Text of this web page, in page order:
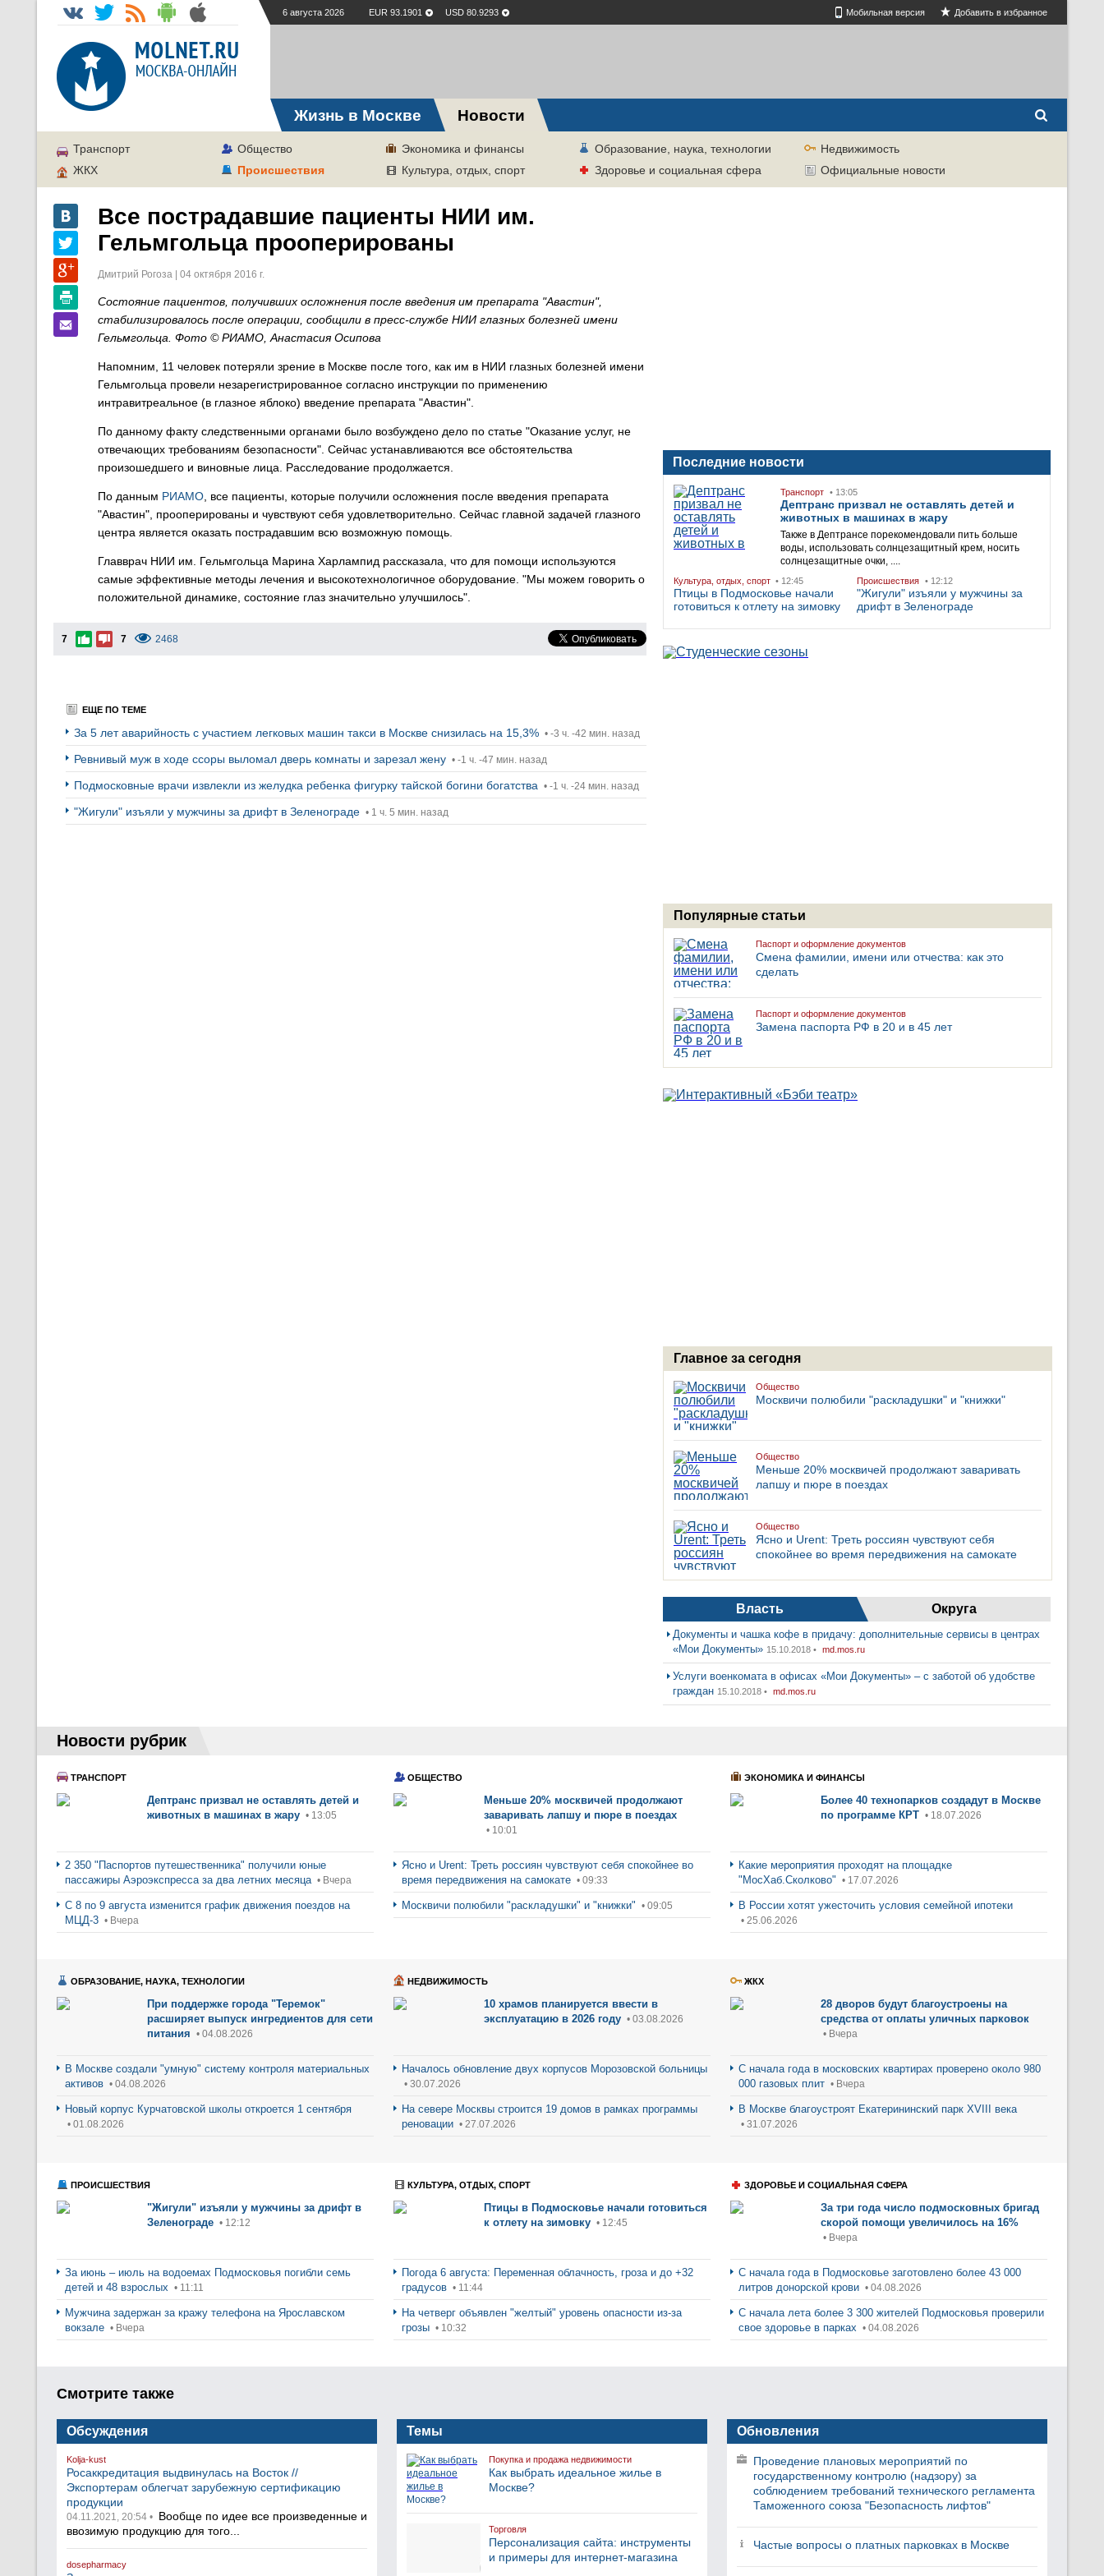
6 августа 2026 EUR 93.1901 USD 80.9293 Мобильная версия Добавить в избранное
Жизнь в Москве Новости
Транспорт Общество Экономика и финансы Образование, наука, технологии
Недвижимость
ЖКХ
Происшествия Культура, отдых, спорт Здоровье и социальная сфера Официальные новости
Все пострадавшие пациенты НИИ им.
Гельмгольца прооперированы
Дмитрий Рогоза | 04 октября 2016 г.
Состояние пациентов, получивших осложнения после введения им препарата "Авастин",
стабилизировалось после операции, сообщили в пресс-службе НИИ глазных болезней имени
Гельмгольца. Фото © РИАМО, Анастасия Осипова
Напомним, 11 человек потеряли зрение в Москве после того, как им в НИИ глазных болезней имени
Гельмгольца провели незарегистрированное согласно инструкции по применению
интравитреальное (в глазное яблоко) введение препарата "Авастин".
По данному факту следственными органами было возбуждено дело по статье "Оказание услуг, не
отвечающих требованиям безопасности". Сейчас устанавливаются все обстоятельства
произошедшего и виновные лица. Расследование продолжается.
По данным РИАМО , все пациенты, которые получили осложнения после введения препарата
"Авастин", прооперированы и чувствуют себя удовлетворительно. Сейчас главной задачей глазного
центра является оказать пострадавшим всю возможную помощь.
Главврач НИИ им. Гельмгольца Марина Харлампид рассказала, что для помощи используются
самые эффективные методы лечения и высокотехнологичное оборудование. "Мы можем говорить о
положительной динамике, состояние глаз значительно улучшилось".
7 7 2468
ЕЩЕ ПО ТЕМЕ
За 5 лет аварийность с участием легковых машин такси в Москве снизилась на 15,3% • -3 ч. -42 мин. назад
Ревнивый муж в ходе ссоры выломал дверь комнаты и зарезал жену • -1 ч. -47 мин. назад
Подмосковные врачи извлекли из желудка ребенка фигурку тайской богини богатства • -1 ч. -24 мин. назад
"Жигули" изъяли у мужчины за дрифт в Зеленограде • 1 ч. 5 мин. назад
Последние новости
Транспорт • 13:05
Дептранс призвал не оставлять детей и
животных в машинах в жару
Также в Дептрансе порекомендовали пить больше
воды, использовать солнцезащитный крем, носить
солнцезащитные очки, ....
Культура, отдых, спорт • 12:45
Птицы в Подмосковье начали
готовиться к отлету на зимовку
Происшествия • 12:12
"Жигули" изъяли у мужчины за
дрифт в Зеленограде
Популярные статьи
Паспорт и оформление документов
Смена фамилии, имени или отчества: как это
сделать
Паспорт и оформление документов
Замена паспорта РФ в 20 и в 45 лет
Главное за сегодня
Общество
Москвичи полюбили "раскладушки" и "книжки"
Общество
Меньше 20% москвичей продолжают заваривать
лапшу и пюре в поездах
Общество
Ясно и Urent: Треть россиян чувствуют себя
спокойнее во время передвижения на самокате
Власть Округа
Документы и чашка кофе в придачу: дополнительные сервисы в центрах
«Мои Документы» 15.10.2018 • md.mos.ru
Услуги военкомата в офисах «Мои Документы» – с заботой об удобстве
граждан 15.10.2018 • md.mos.ru
Новости рубрик
ТРАНСПОРТ
Дептранс призвал не оставлять детей и
животных в машинах в жару • 13:05
2 350 "Паспортов путешественника" получили юные
пассажиры Аэроэкспресса за два летних месяца • Вчера
С 8 по 9 августа изменится график движения поездов на
МЦД-3 • Вчера
ОБЩЕСТВО
Меньше 20% москвичей продолжают
заваривать лапшу и пюре в поездах
• 10:01
Ясно и Urent: Треть россиян чувствуют себя спокойнее во
время передвижения на самокате • 09:33
Москвичи полюбили "раскладушки" и "книжки" • 09:05
ЭКОНОМИКА И ФИНАНСЫ
Более 40 технопарков создадут в Москве
по программе КРТ • 18.07.2026
Какие мероприятия проходят на площадке
"МосХаб.Сколково" • 17.07.2026
В России хотят ужесточить условия семейной ипотеки
• 25.06.2026
ОБРАЗОВАНИЕ, НАУКА, ТЕХНОЛОГИИ
При поддержке города "Теремок"
расширяет выпуск ингредиентов для сети
питания • 04.08.2026
В Москве создали "умную" систему контроля материальных
активов • 04.08.2026
Новый корпус Курчатовской школы откроется 1 сентября
• 01.08.2026
НЕДВИЖИМОСТЬ
10 храмов планируется ввести в
эксплуатацию в 2026 году • 03.08.2026
Началось обновление двух корпусов Морозовской больницы
• 30.07.2026
На севере Москвы строится 19 домов в рамках программы
реновации • 27.07.2026
ЖКХ
28 дворов будут благоустроены на
средства от оплаты уличных парковок
• Вчера
С начала года в московских квартирах проверено около 980
000 газовых плит • Вчера
В Москве благоустроят Екатерининский парк XVIII века
• 31.07.2026
ПРОИСШЕСТВИЯ
"Жигули" изъяли у мужчины за дрифт в
Зеленограде • 12:12
За июнь – июль на водоемах Подмосковья погибли семь
детей и 48 взрослых • 11:11
Мужчина задержан за кражу телефона на Ярославском
вокзале • Вчера
КУЛЬТУРА, ОТДЫХ, СПОРТ
Птицы в Подмосковье начали готовиться
к отлету на зимовку • 12:45
Погода 6 августа: Переменная облачность, гроза и до +32
градусов • 11:44
На четверг объявлен "желтый" уровень опасности из-за
грозы • 10:32
ЗДОРОВЬЕ И СОЦИАЛЬНАЯ СФЕРА
За три года число подмосковных бригад
скорой помощи увеличилось на 16%
• Вчера
С начала года в Подмосковье заготовлено более 43 000
литров донорской крови • 04.08.2026
С начала лета более 3 300 жителей Подмосковья проверили
свое здоровье в парках • 04.08.2026
Смотрите также
Обсуждения
Kolja-kust
Росаккредитация выдвинулась на Восток //
Экспортерам облегчат зарубежную сертификацию
продукции
04.11.2021, 20:54 • Вообще по идее все произведенные и
ввозимую продукцию для того...
dosepharmacy
Темы
Покупка и продажа недвижимости
Как выбрать идеальное жилье в
Москве?
Торговля
Персонализация сайта: инструменты
и примеры для интернет-магазина
Обновления
Проведение плановых мероприятий по
государственному контролю (надзору) за
соблюдением требований технического регламента
Таможенного союза "Безопасность лифтов"
Частые вопросы о платных парковках в Москве